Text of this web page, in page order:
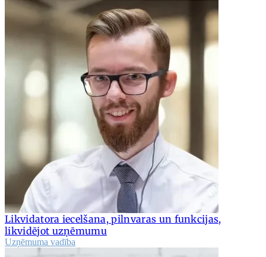
Likvidatora iecelšana, pilnvaras un funkcijas,
likvidējot uzņēmumu
Uzņēmuma vadība